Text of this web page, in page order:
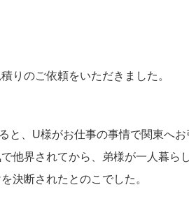
りのご依頼をいただきました。
と、U様がお仕事の事情で関東へお
他界されてから、弟様が一人暮ら
決断されたとのこでした。